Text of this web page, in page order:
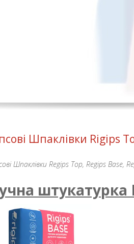
Шпаклівки Rigips
Шпаклівки Regips Top, Regips Base,
штукатурка